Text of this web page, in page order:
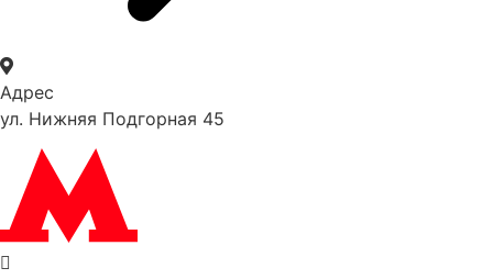
Адрес
ул. Нижняя Подгорная 45